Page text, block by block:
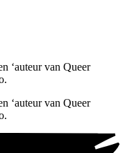
‘auteur van Queer
‘auteur van Queer